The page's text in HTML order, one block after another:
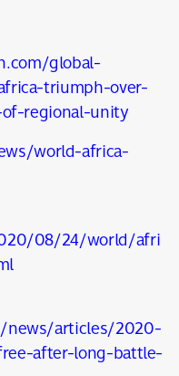
global-
triumph-over-
regional-unity
world-africa-
08/24/world/afri
news/articles/2020-
after-long-battle-